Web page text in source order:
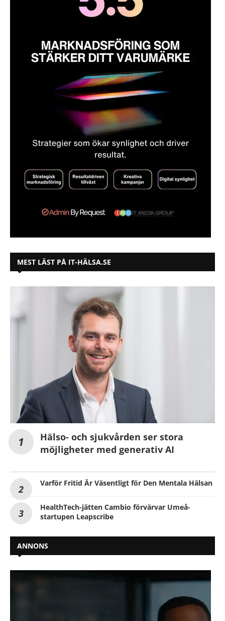
MEST LÄST PÅ IT-HÄLSA.SE
Hälso- och sjukvården ser stora
möjligheter med generativ AI
Varför Fritid Är Väsentligt för Den Mentala Hälsan
HealthTech-jätten Cambio förvärvar Umeå-
startupen Leapscribe
ANNONS